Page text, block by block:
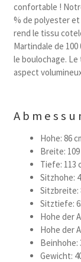
confortable !
% de polyester et
rend le tissu
Martindale de 100
le boulochage.
aspect
Hohe: 86
Breite: 109
Tiefe: 113
Sitzhohe:
Sitzbreite:
Sitztiefe:
Hohe der
Hohe der
Beinhohe:
Gewicht: